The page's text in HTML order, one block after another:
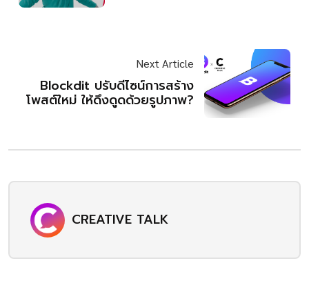
Next Article
Blockdit ปรับดีไซน์การสร้าง
โพสต์ใหม่ ให้ดึงดูดด้วยรูปภาพ?
CREATIVE TALK